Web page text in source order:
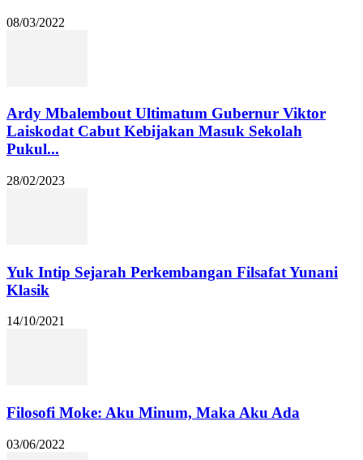
08/03/2022
Ardy Mbalembout Ultimatum Gubernur Viktor
Laiskodat Cabut Kebijakan Masuk Sekolah
Pukul...
28/02/2023
Yuk Intip Sejarah Perkembangan Filsafat Yunani
Klasik
14/10/2021
Filosofi Moke: Aku Minum, Maka Aku Ada
03/06/2022